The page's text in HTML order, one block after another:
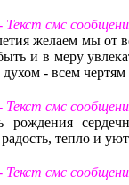
Текст смс
желаем мы от
и в меру
- всем чертям
Текст смс
рождения
тепло и
Текст смс